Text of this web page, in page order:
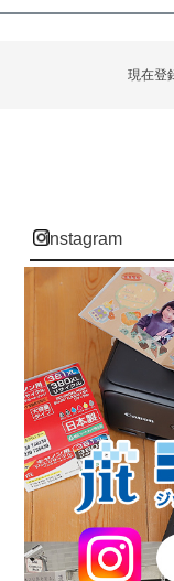
現在登
instagram